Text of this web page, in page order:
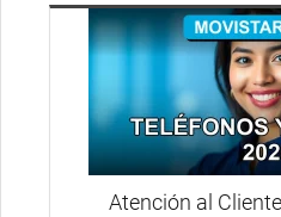
Atención al